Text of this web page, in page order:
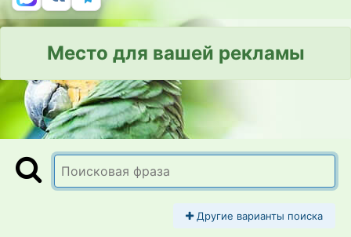
Место для вашей рекламы
Другие варианты поиска